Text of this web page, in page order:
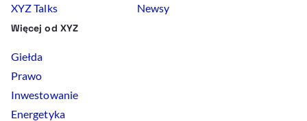
XYZ Talks
Newsy
Więcej od XYZ
Giełda
Prawo
Inwestowanie
Energetyka